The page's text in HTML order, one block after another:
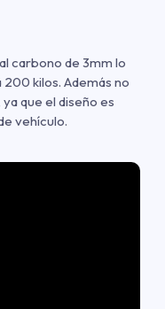
carbono de 3mm lo
kilos. Además no
que el diseño es
vehículo.